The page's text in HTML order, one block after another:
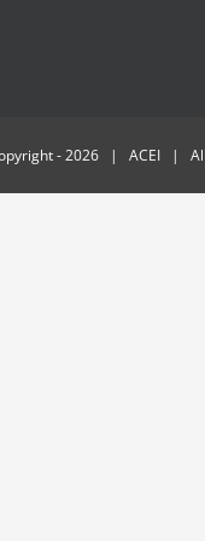
-2026 | ACEI | All